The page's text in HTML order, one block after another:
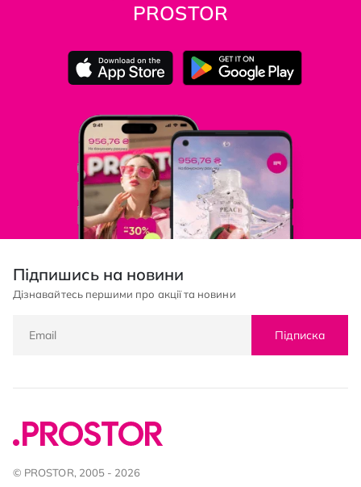
PROSTOR
Підпишись на новини
Дізнавайтесь першими про акції та новини
Підписка
© PROSTOR, 2005 - 2026